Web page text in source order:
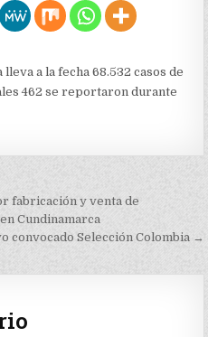
CONTAGIOS
EN
a la fecha 68.532 casos de
462 se reportaron durante
fabricación y venta de
Cundinamarca
convocado Selección Colombia →